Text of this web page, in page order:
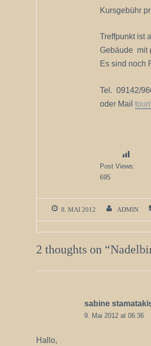
Kursgebühr
Treffpunkt ist
Gebäude mit
Es sind noch
Tel. 09142/
oder Mail
Post Views:
695
8. MAI 2012 ADMIN
2 thoughts on “
sabine
9. Mai 2012 at 06:36
Hallo,